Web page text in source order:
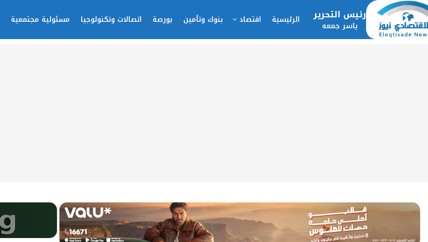
رئيس التحرير
ياسر جمعه الرئيسية اقتصاد بنوك وتأمين بورصة اتصالات وتكنولوجيا مسئولية مجتمعية